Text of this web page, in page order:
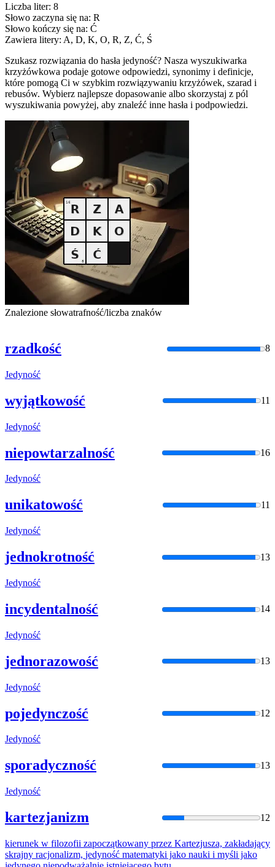
Liczba liter: 8
Słowo zaczyna się na: R
Słowo kończy się na: Ć
Zawiera litery: A, D, K, O, R, Z, Ć, Ś
Szukasz rozwiązania do hasła jedyność? Nasza wyszukiwarka
krzyżówkowa podaje gotowe odpowiedzi, synonimy i definicje,
które pomogą Ci w szybkim rozwiązywaniu krzyżówek, szarad i
rebusów. Wybierz najlepsze dopasowanie albo skorzystaj z pól
wyszukiwania powyżej, aby znaleźć inne hasła i podpowiedzi.
Znalezione słowatrafność/liczba znaków
rzadkość 8
Jedyność
wyjątkowość 11
Jedyność
niepowtarzalność 16
Jedyność
unikatowość 11
Jedyność
jednokrotność 13
Jedyność
incydentalność 14
Jedyność
jednorazowość 13
Jedyność
pojedynczość 12
Jedyność
sporadyczność 13
Jedyność
kartezjanizm 12
kierunek w filozofii zapoczątkowany przez Kartezjusza, zakładający
skrajny racjonalizm, jedyność matematyki jako nauki i myśli jako